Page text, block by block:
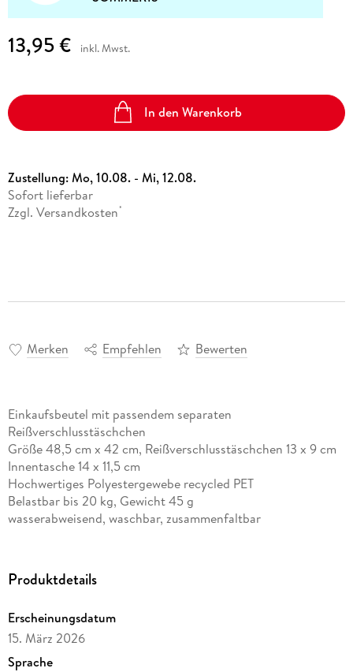
13,95 € inkl. Mwst.
In den Warenkorb
Zustellung:Mo, 10.08. - Mi, 12.08.
Sofort lieferbar
Zzgl. Versandkosten *
Merken Empfehlen Bewerten
Einkaufsbeutel mit passendem separaten
Reißverschlusstäschchen
Größe 48,5 cm x 42 cm, Reißverschlusstäschchen 13 x 9 cm
Innentasche 14 x 11,5 cm
Hochwertiges Polyestergewebe recycled PET
Belastbar bis 20 kg, Gewicht 45 g
wasserabweisend, waschbar, zusammenfaltbar
Produktdetails
Erscheinungsdatum
15. März 2026
Sprache